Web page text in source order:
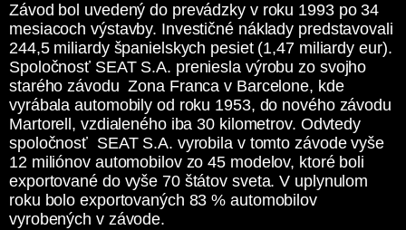
Závod bol uvedený do prevádzky v roku 1993 po 34
mesiacoch výstavby. Investičné náklady predstavovali
244,5 miliardy španielskych pesiet (1,47 miliardy eur).
Spoločnosť SEAT S.A. preniesla výrobu zo svojho
starého závodu Zona Franca v Barcelone, kde
vyrábala automobily od roku 1953, do nového závodu
Martorell, vzdialeného iba 30 kilometrov. Odvtedy
spoločnosť SEAT S.A. vyrobila v tomto závode vyše
12 miliónov automobilov zo 45 modelov, ktoré boli
exportované do vyše 70 štátov sveta. V uplynulom
roku bolo exportovaných 83 % automobilov
vyrobených v závode.